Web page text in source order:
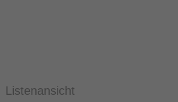
Listenansicht